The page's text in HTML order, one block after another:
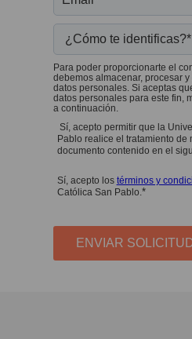
Para poder proporcionarte el
debemos almacenar, procesar
datos personales. Si aceptas
datos personales para este fin,
a continuación.
Sí, acepto permitir que la
Pablo realice el tratamiento de
documento contenido en el
Sí, acepto los términos y
Católica San Pablo. *